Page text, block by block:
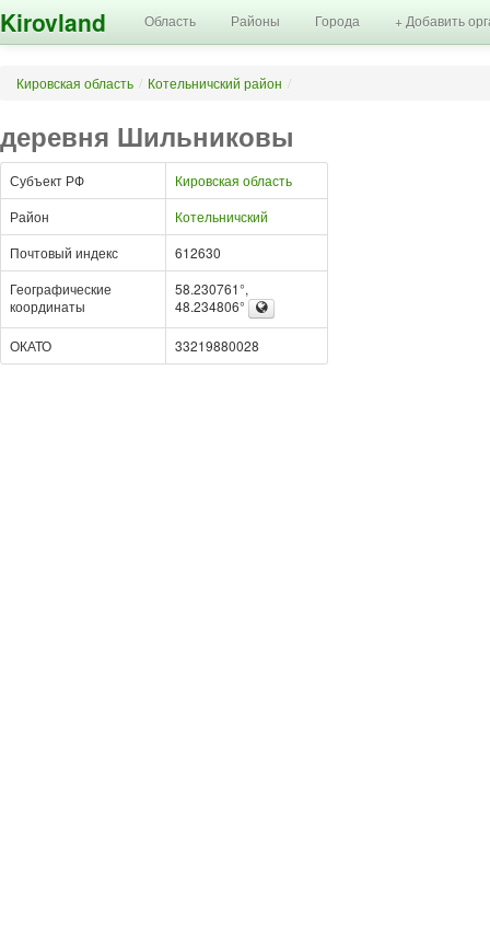
Kirovland Область Районы Города + Добавить
Кировская область / Котельничский район /
деревня Шильниковы
Субъект РФ
Кировская область
Район
Котельничский
Почтовый индекс
612630
Географические
координаты
58.230761°,
48.234806°
ОКАТО 33219880028